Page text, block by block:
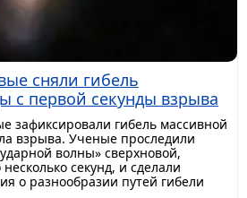
сняли гибель
с первой секунды взрыва
зафиксировали гибель массивной
взрыва. Ученые проследили
волны» сверхновой,
секунд, и сделали
о разнообразии путей гибели